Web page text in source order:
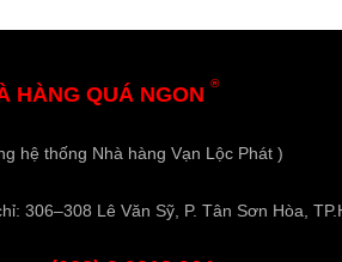
HÀNG QUÁ NGON ®
hệ thống Nhà hàng Vạn Lộc Phát )
306–308 Lê Văn Sỹ, P. Tân Sơn Hòa,